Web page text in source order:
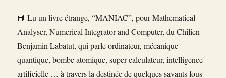
📕 Lu un livre étrange, “MANIAC”, pour Mathematical
Analyser, Numerical Integrator and Computer, du Chilien
Benjamin Labatut, qui parle ordinateur, mécanique
quantique, bombe atomique, super calculateur, intelligence
artificielle … à travers la destinée de quelques savants fous